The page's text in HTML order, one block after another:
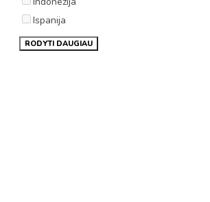
Ispanija
RODYTI DAUGIAU